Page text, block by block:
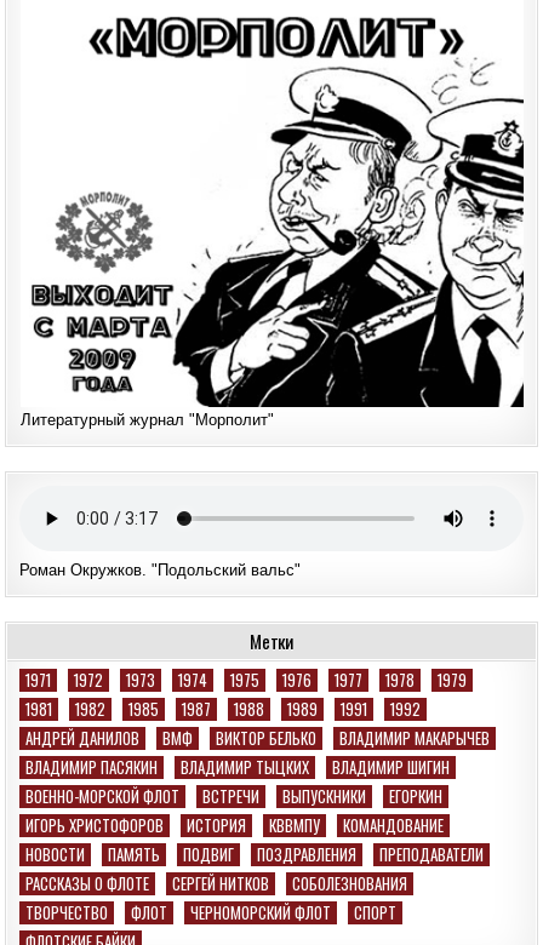
Литературный журнал "Морполит"
Роман Окружков. "Подольский вальс"
Метки
1971 1972 1973 1974 1975 1976 1977 1978
1979
1981
1982 1985 1987 1988 1989 1991
1992
АНДРЕЙ ДАНИЛОВ
ВМФ ВИКТОР БЕЛЬКО
ВЛАДИМИР МАКАРЫЧЕВ
ВЛАДИМИР ПАСЯКИН
ВЛАДИМИР ТЫЦКИХ
ВЛАДИМИР ШИГИН
ВОЕННО-МОРСКОЙ ФЛОТ
ВСТРЕЧИ ВЫПУСКНИКИ
ЕГОРКИН
ИГОРЬ ХРИСТОФОРОВ
ИСТОРИЯ КВВМПУ
КОМАНДОВАНИЕ
НОВОСТИ
ПАМЯТЬ ПОДВИГ ПОЗДРАВЛЕНИЯ
ПРЕПОДАВАТЕЛИ
РАССКАЗЫ О ФЛОТЕ
СЕРГЕЙ НИТКОВ
СОБОЛЕЗНОВАНИЯ
ТВОРЧЕСТВО
ФЛОТ ЧЕРНОМОРСКИЙ ФЛОТ
СПОРТ